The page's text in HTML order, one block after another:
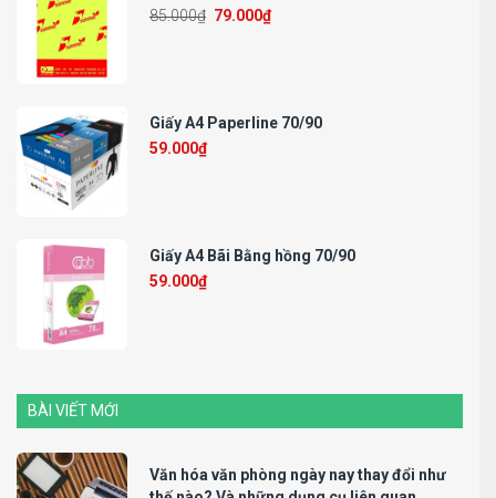
85.000₫ 79.000₫
Giấy A4 Paperline 70/90
59.000₫
Giấy A4 Bãi Bằng hồng 70/90
59.000₫
BÀI VIẾT MỚI
Văn hóa văn phòng ngày nay thay đổi như